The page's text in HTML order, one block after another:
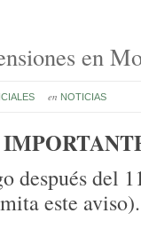
en
en NOTICIAS
después del
este aviso).